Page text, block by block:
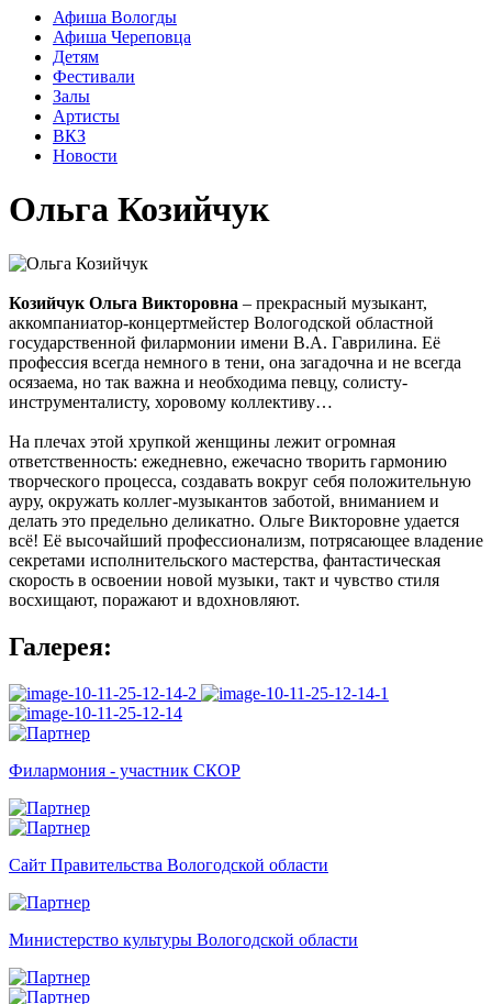
Афиша Вологды
Афиша Череповца
Детям
Фестивали
Залы
Артисты
ВКЗ
Новости
Ольга Козийчук
Козийчук Ольга Викторовна – прекрасный музыкант,
аккомпаниатор-концертмейстер Вологодской областной
государственной филармонии имени В.А. Гаврилина. Её
профессия всегда немного в тени, она загадочна и не всегда
осязаема, но так важна и необходима певцу, солисту-
инструменталисту, хоровому коллективу…
На плечах этой хрупкой женщины лежит огромная
ответственность: ежедневно, ежечасно творить гармонию
творческого процесса, создавать вокруг себя положительную
ауру, окружать коллег-музыкантов заботой, вниманием и
делать это предельно деликатно. Ольге Викторовне удается
всё! Её высочайший профессионализм, потрясающее владение
секретами исполнительского мастерства, фантастическая
скорость в освоении новой музыки, такт и чувство стиля
восхищают, поражают и вдохновляют.
Галерея:
Филармония - участник СКОР
Сайт Правительства Вологодской области
Министерство культуры Вологодской области